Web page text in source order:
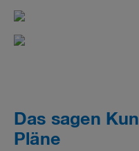
Das sagen
Pläne